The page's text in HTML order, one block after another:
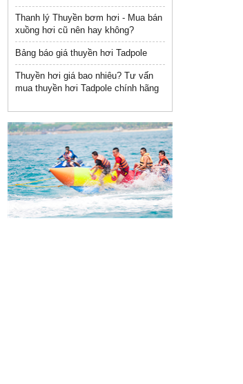
Thanh lý Thuyền bơm hơi - Mua bán
xuồng hơi cũ nên hay không?
Bảng báo giá thuyền hơi Tadpole
Thuyền hơi giá bao nhiêu? Tư vấn
mua thuyền hơi Tadpole chính hãng